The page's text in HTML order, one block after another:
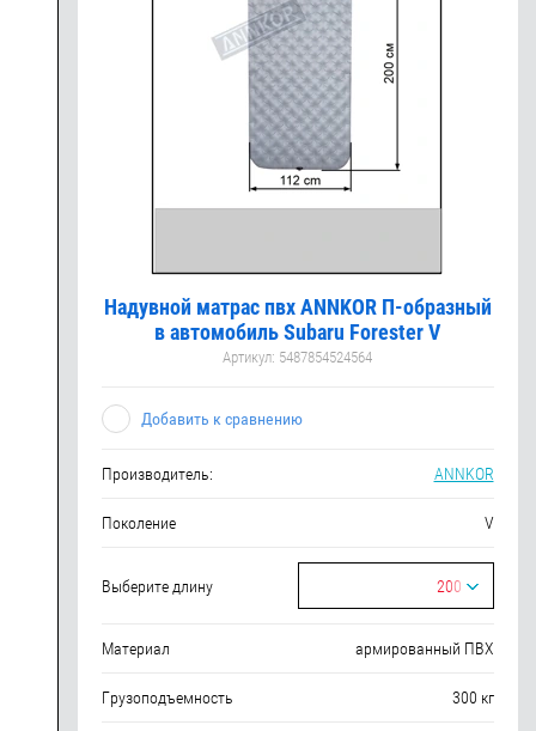
Надувной матрас пвх ANNKOR П-образный
в автомобиль Subaru Forester V
Артикул: 5487854524564
Добавить к сравнению
Производитель: ANNKOR
Поколение V
Выберите длину 200
Материал армированный ПВХ
Грузоподъемность 300 кг